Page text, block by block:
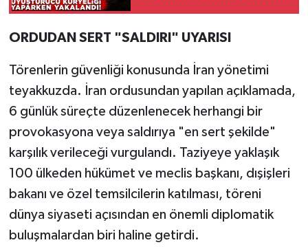
ORDUDAN SERT "SALDIRI" UYARISI
Törenlerin güvenliği konusunda İran yönetimi
teyakkuzda. İran ordusundan yapılan açıklamada,
6 günlük süreçte düzenlenecek herhangi bir
provokasyona veya saldırıya "en sert şekilde"
karşılık verileceği vurgulandı. Taziyeye yaklaşık
100 ülkeden hükümet ve meclis başkanı, dışişleri
bakanı ve özel temsilcilerin katılması, töreni
dünya siyaseti açısından en önemli diplomatik
buluşmalardan biri haline getirdi.